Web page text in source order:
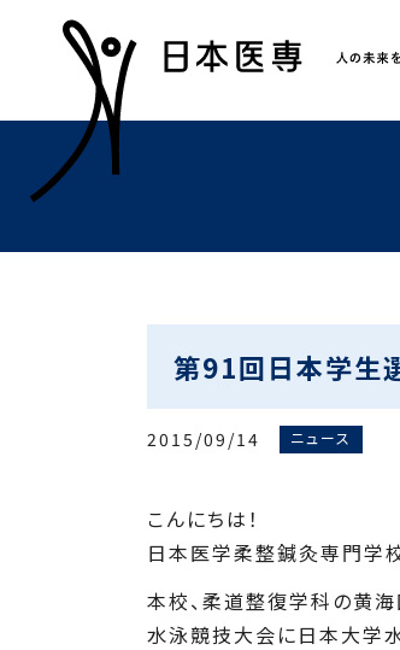
第91回日本学生
2015/09/14 ニュース
こんにちは！
日本医学柔整鍼灸専門学
本校、柔道整復学科の黄
水泳競技大会に日本大学